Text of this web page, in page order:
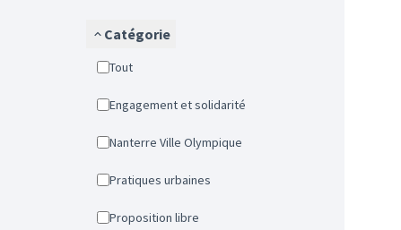
Catégorie
Tout
Engagement et solidarité
Nanterre Ville Olympique
Pratiques urbaines
Proposition libre